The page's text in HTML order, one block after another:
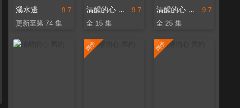
9.7
溪水邊
更新至第 74 集
9.7
清醒的心 舊約
全 15 集
9.7
清醒的心 舊約
全 25 集